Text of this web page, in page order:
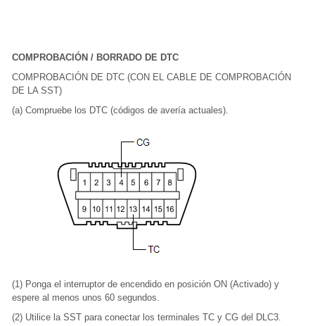
COMPROBACIÓN / BORRADO DE DTC
COMPROBACIÓN DE DTC (CON EL CABLE DE COMPROBACIÓN
DE LA SST)
(a) Compruebe los DTC (códigos de avería actuales).
(1) Ponga el interruptor de encendido en posición ON (Activado) y
espere al menos unos 60 segundos.
(2) Utilice la SST para conectar los terminales TC y CG del DLC3.